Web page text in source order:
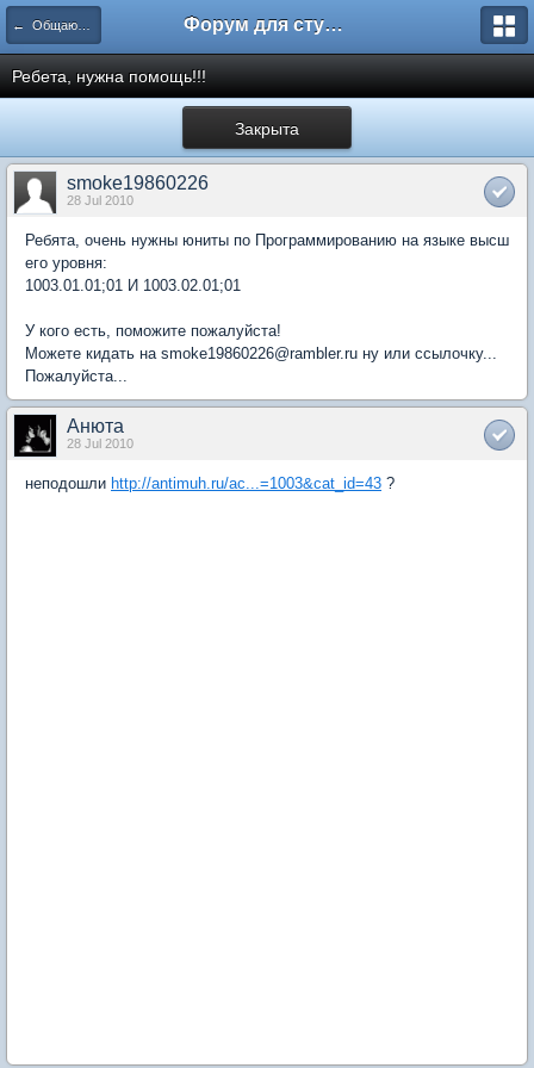
← Общаются информатики Форум для студента СГА
Ребета, нужна помощь!!!
Закрыта
smoke19860226
28 Jul 2010
Ребята, очень нужны юниты по Программированию на языке высш
его уровня:
1003.01.01;01 И 1003.02.01;01
У кого есть, поможите пожалуйста!
Можете кидать на smoke19860226@rambler.ru ну или ссылочку...
Пожалуйста...
Анюта
28 Jul 2010
неподошли http://antimuh.ru/ac...=1003&cat_id=43 ?